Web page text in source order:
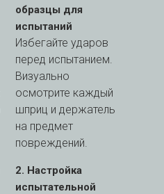
образцы для
испытаний
Избегайте ударов
перед испытанием.
Визуально
осмотрите каждый
шприц и держатель
на предмет
повреждений.
2. Настройка
испытательной